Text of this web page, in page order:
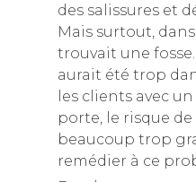
des salissures et
Mais surtout,
trouvait une
aurait été trop
les clients avec
porte, le risque
beaucoup trop
remédier à ce